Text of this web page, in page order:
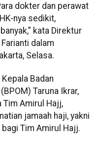
dokter dan perawat
nya sedikit,
kata Direktur
dalam
Selasa.
Badan
Taruna Ikrar,
Tim Amirul Hajj,
jamaah haji, yakni
Tim Amirul Hajj.